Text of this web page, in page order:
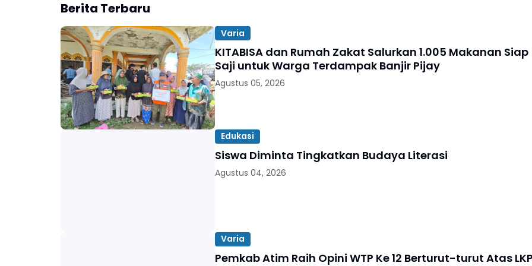
Berita Terbaru
Varia
KITABISA dan Rumah Zakat Salurkan 1.005 Makanan Siap
Saji untuk Warga Terdampak Banjir Pijay
Agustus 05, 2026
Edukasi
Siswa Diminta Tingkatkan Budaya Literasi
Agustus 04, 2026
Varia
Pemkab Atim Raih Opini WTP Ke 12 Berturut-turut Atas